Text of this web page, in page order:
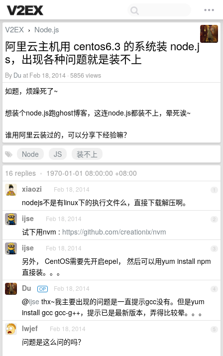
V2EX › Node.js
阿里云主机用 centos6.3 的系统装 node.j
s，出现各种问题就是装不上
By Du at Feb 18, 2014 · 5856 views
如题，烦躁死了~
想装个node.js跑ghost博客，这连node.js都装不上，晕死诶~
谁用阿里云装过的，可以分享下经验嘛？
Node
JS
装不上
16 replies • 1970-01-01 08:00:00 +08:00
1
xiaozi Feb 18, 2014
nodejs不是有linux下的执行文件么，直接下载解压啊。
2
ijse Feb 18, 2014
试下用nvm : https://github.com/creationix/nvm
3
ijse Feb 18, 2014
另外， CentOS需要先开启epel， 然后可以用yum install npm
直接装。。。
4
Du OP Feb 18, 2014
@ijse thx~我主要出现的问题是一直提示gcc没有。但是yum
install gcc gcc-g++，提示已是最新版本，弄得比较晕。。。
5
lwjef Feb 18, 2014
问题是这么问的吗？